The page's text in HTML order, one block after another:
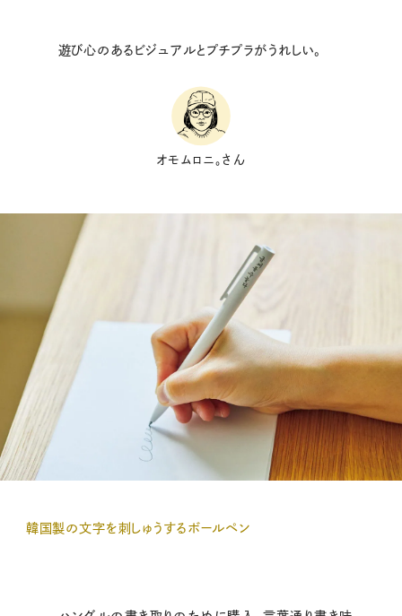
遊び心のあるビジュアルとプチプラがうれしい。
オモムロニ。さん
韓国製の文字を刺しゅうするボールペン